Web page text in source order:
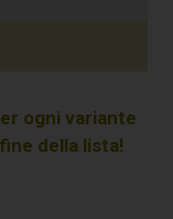
ogni variante
della lista!